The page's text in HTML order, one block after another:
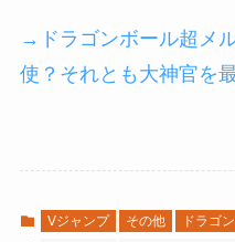
→ドラゴンボール超メ
使？それとも大神官を
Vジャンプ その他
ドラゴ